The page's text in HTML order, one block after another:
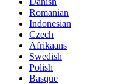
Romanian
Indonesian
Czech
Afrikaans
Swedish
Polish
Basque